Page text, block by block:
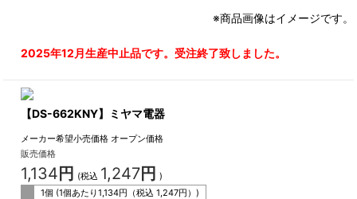
※商品画像はイメージです。
2025年12月生産中止品です。受注終了致しました。
【DS-662KNY】ミヤマ電器
メーカー希望小売価格 オープン価格
販売価格
1,134 円 (税込 1,247円 )
1個 (1個あたり1,134円（税込1,247円）)